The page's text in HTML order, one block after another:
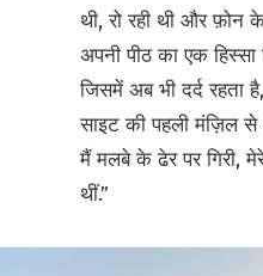
थी, रो रही थी और फ़ोन
अपनी पीठ का एक
जिसमें अब भी दर्द
साइट की पहली मंज़िल
मैं मलबे के ढेर पर गिरी,
थीं.”